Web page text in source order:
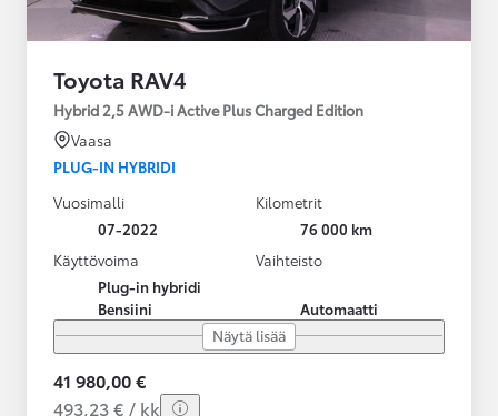
Toyota RAV4
Hybrid 2,5 AWD-i Active Plus Charged Edition
Vaasa
PLUG-IN HYBRIDI
Vuosimalli
07-2022
Kilometrit
76 000 km
Käyttövoima
Plug-in hybridi
Bensiini
Vaihteisto
Automaatti
Näytä lisää
41 980,00 €
493,23 € / kk